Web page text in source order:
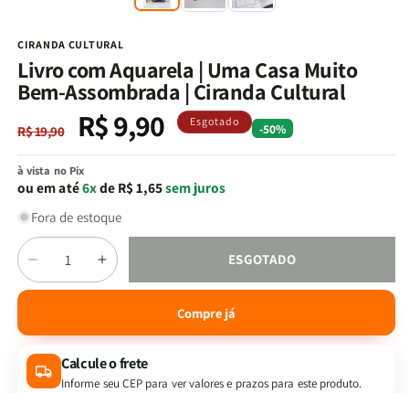
CIRANDA CULTURAL
Livro com Aquarela | Uma Casa Muito
Bem-Assombrada | Ciranda Cultural
Preço
normal
R$ 19,90
Preço
promocional
R$ 9,90 Esgotado -50%
à vista no Pix
ou em até6xde R$ 1,65sem juros
Fora de estoque
Quantidade
Diminuir
a
Livro
com
Aquarela
Aumentar
a
quantidade
Livro
com
Aquarela
ESGOTADO
Compre já
Calcule o frete
Informe seu CEP para ver valores e prazos para este produto.